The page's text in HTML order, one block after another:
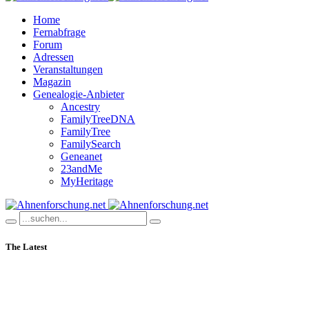
Home
Fernabfrage
Forum
Adressen
Veranstaltungen
Magazin
Genealogie-Anbieter
Ancestry
FamilyTreeDNA
FamilyTree
FamilySearch
Geneanet
23andMe
MyHeritage
The Latest